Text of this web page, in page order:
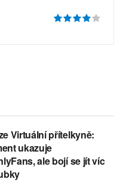
Virtuální přítelkyně:
ukazuje
ale bojí se jít víc